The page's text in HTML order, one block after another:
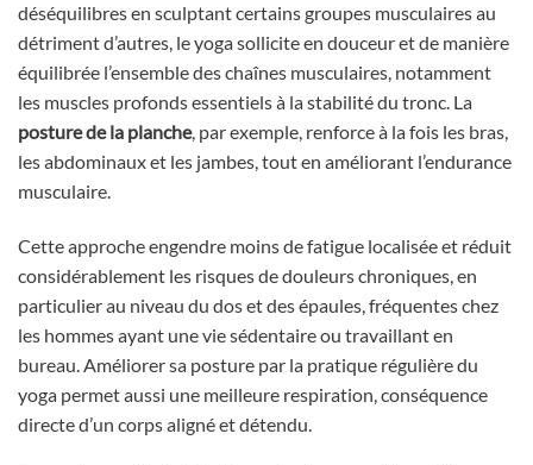
déséquilibres en sculptant certains groupes musculaires au
détriment d’autres, le yoga sollicite en douceur et de manière
équilibrée l’ensemble des chaînes musculaires, notamment
les muscles profonds essentiels à la stabilité du tronc. La
posture de la planche, par exemple, renforce à la fois les bras,
les abdominaux et les jambes, tout en améliorant l’endurance
musculaire.
Cette approche engendre moins de fatigue localisée et réduit
considérablement les risques de douleurs chroniques, en
particulier au niveau du dos et des épaules, fréquentes chez
les hommes ayant une vie sédentaire ou travaillant en
bureau. Améliorer sa posture par la pratique régulière du
yoga permet aussi une meilleure respiration, conséquence
directe d’un corps aligné et détendu.